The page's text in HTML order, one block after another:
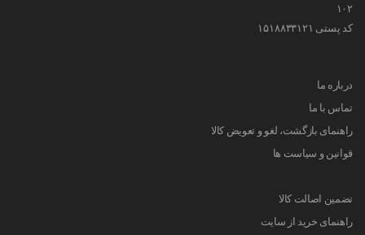
۱۰۲
کد پستی ۱۵۱۸۸۳۳۱۲۱
درباره ما
تماس با ما
راهنمای بازگشت، لغو و تعویض کالا
قوانین و سیاست ها
تضمین اصالت کالا
راهنمای خرید از سایت